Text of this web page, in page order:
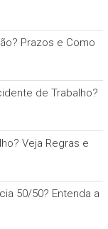
Prazos e Como
de Trabalho?
Veja Regras e
50/50? Entenda a